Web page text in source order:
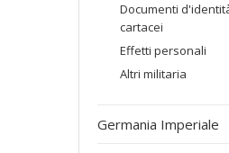
Documenti
cartacei
Effetti personali
Altri militaria
Germania Imperiale